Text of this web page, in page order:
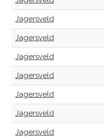
Jagersveld
Jagersveld
Jagersveld
Jagersveld
Jagersveld
Jagersveld
Jagersveld